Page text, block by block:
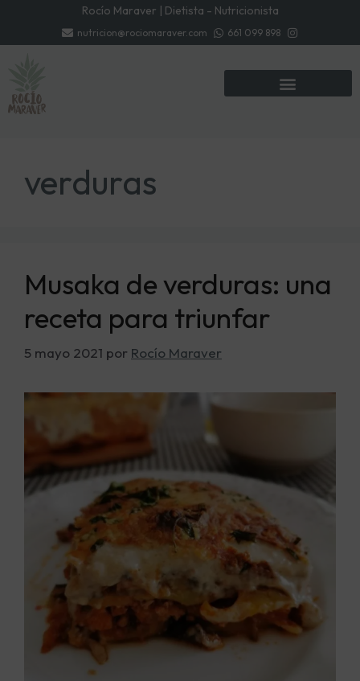
Rocío Maraver | Dietista - Nutricionista
nutricion@rociomaraver.com 661 099 898
verduras
Musaka de verduras: una
receta para triunfar
5 mayo 2021 por Rocío Maraver